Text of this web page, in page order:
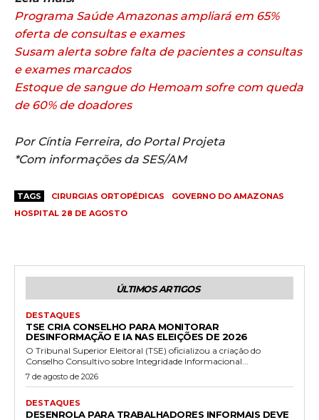
Programa Saúde Amazonas ampliará em 65%
oferta de consultas e exames
Susam alerta sobre falta de pacientes a consultas
e exames marcados
Estoque de sangue do Hemoam sofre com queda
de 60% de doadores
Por Cíntia Ferreira, do Portal Projeta
*Com informações da SES/AM
TAGS CIRURGIAS ORTOPÉDICAS
GOVERNO DO AMAZONAS
HOSPITAL 28 DE AGOSTO
ÚLTIMOS ARTIGOS
DESTAQUES
TSE CRIA CONSELHO PARA MONITORAR
DESINFORMAÇÃO E IA NAS ELEIÇÕES DE 2026
O Tribunal Superior Eleitoral (TSE) oficializou a criação do
Conselho Consultivo sobre Integridade Informacional...
7 de agosto de 2026
DESTAQUES
DESENROLA PARA TRABALHADORES INFORMAIS DEVE